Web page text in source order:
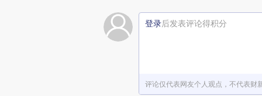
登录后发表评论得积分
评论仅代表网友个人观点，不代表财